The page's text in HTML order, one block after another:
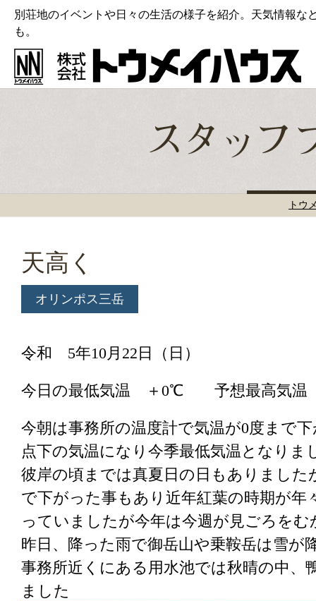
別荘地のイベントや日々の生活の様子を紹介。天気情報な
も。
トウ
天高く
オリンポス三岳
令和 5年10月22日（日）
今日の最低気温 ＋0℃ 予想最高
今朝は事務所の温度計で気温が0度まで
点下の気温になり今季最低気温となりま
彼岸の頃までは真夏日の日もありました
で下がった事もあり近年紅葉の時期が年
っていましたが今年は今週が見ごろを
昨日、降った雨で御岳山や乗鞍岳は雪が
事務所近くにある用水池では秋晴の中、
ました